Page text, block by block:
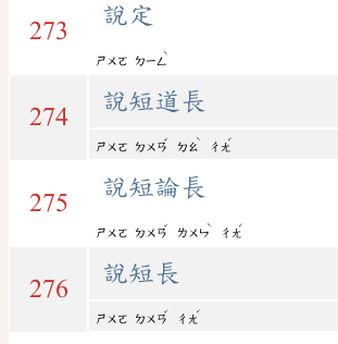
273
說定
ㄕㄨㄛ ㄉㄧㄥ
ˋ
274
說短道長
ㄕㄨㄛ ㄉㄨㄢ
ˇ
ㄉㄠ
ˋ
ㄔㄤ
ˊ
275
說短論長
ㄕㄨㄛ ㄉㄨㄢ
ˇ
ㄌㄨㄣ
ˋ
ㄔㄤ
ˊ
276
說短長
ㄕㄨㄛ ㄉㄨㄢ
ˇ
ㄔㄤ
ˊ